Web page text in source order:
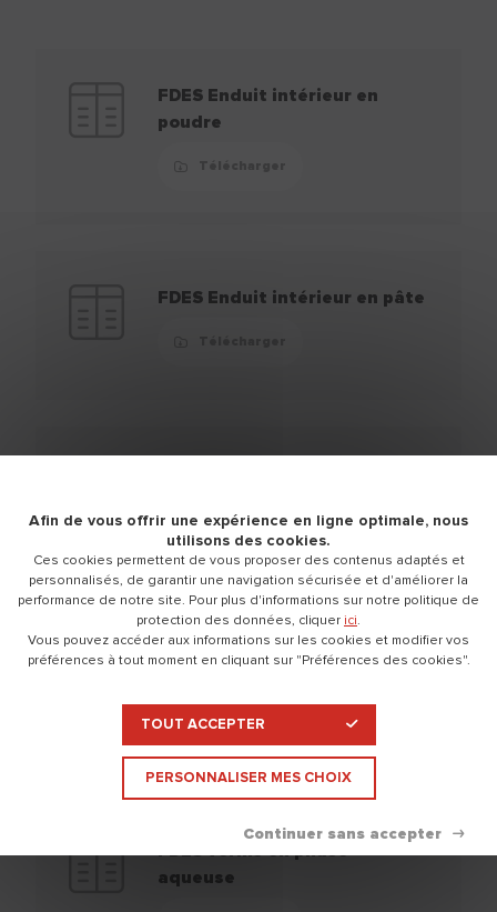
FDES Enduit intérieur en
poudre
FDES Enduit intérieur en pâte
Télécharger
Télécharger
FDES vernis en phase
aqueuse
Afin de vous offrir une expérience en ligne optimale, nous
utilisons des cookies.
Ces cookies permettent de vous proposer des contenus adaptés et
personnalisés, de garantir une navigation sécurisée et d'améliorer la
performance de notre site. Pour plus d'informations sur notre politique de
protection des données, cliquer ici.
Vous pouvez accéder aux informations sur les cookies et modifier vos
préférences à tout moment en cliquant sur "Préférences des cookies".
TOUT ACCEPTER
PERSONNALISER MES CHOIX